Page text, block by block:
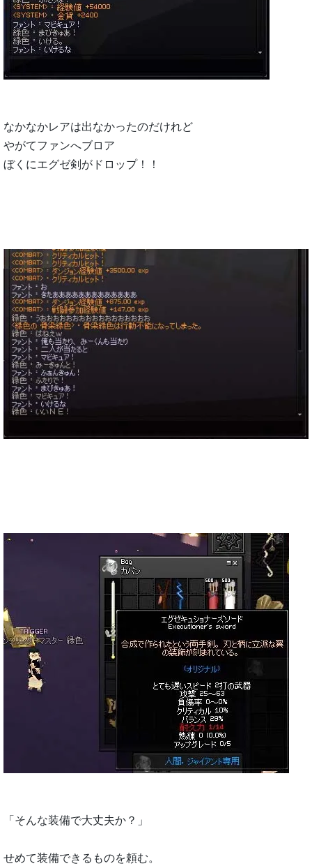
なかなかレアは出なかったのだけれど
やがてファンへブロア
ぼくにエグゼ剣がドロップ！！
「そんな装備で大丈夫か？」
せめて装備できるものを頼む。